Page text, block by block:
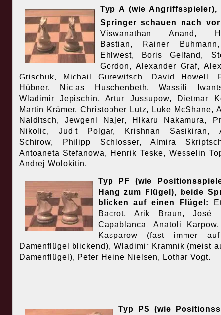
Typ A (wie Angriffsspieler),
Springer schauen nach
Viswanathan Anand,
Bastian, Rainer
Ehlwest, Boris Gelfand,
Gordon, Alexander Graf,
Grischuk, Michail Gurewitsch, David Howell,
Hübner, Niclas Huschenbeth, Wassili
Wladimir Jepischin, Artur Jussupow, Dietmar
Martin Krämer, Christopher Lutz, Luke McShane,
Naiditsch, Jewgeni Najer, Hikaru Nakamura,
Nikolic, Judit Polgar, Krishnan Sasikiran,
Schirow, Philipp Schlosser, Almira
Antoaneta Stefanowa, Henrik Teske, Wesselin
Andrej Wolokitin.
Typ PF (wie
Hang zum Flügel), beide
blicken auf einen Flügel:
Bacrot, Arik Braun, José
Capablanca, Anatoli
Kasparow (fast immer
Damenflügel blickend), Wladimir Kramnik (meist
Damenflügel), Peter Heine Nielsen, Lothar Vogt.
Typ PS (wie